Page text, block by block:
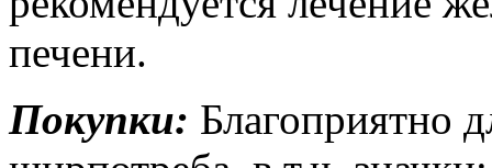
печени.
Покупки: Благоприятно